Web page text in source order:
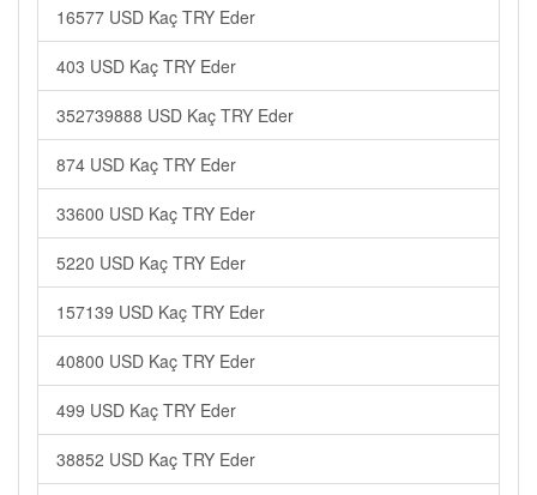
16577 USD Kaç TRY Eder
403 USD Kaç TRY Eder
352739888 USD Kaç TRY Eder
874 USD Kaç TRY Eder
33600 USD Kaç TRY Eder
5220 USD Kaç TRY Eder
157139 USD Kaç TRY Eder
40800 USD Kaç TRY Eder
499 USD Kaç TRY Eder
38852 USD Kaç TRY Eder